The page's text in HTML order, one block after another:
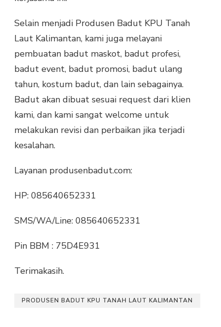
Selain menjadi Produsen Badut KPU Tanah
Laut Kalimantan, kami juga melayani
pembuatan badut maskot, badut profesi,
badut event, badut promosi, badut ulang
tahun, kostum badut, dan lain sebagainya.
Badut akan dibuat sesuai request dari klien
kami, dan kami sangat welcome untuk
melakukan revisi dan perbaikan jika terjadi
kesalahan.
Layanan produsenbadut.com:
HP: 085640652331
SMS/WA/Line: 085640652331
Pin BBM : 75D4E931
Terimakasih.
PRODUSEN BADUT KPU TANAH LAUT KALIMANTAN